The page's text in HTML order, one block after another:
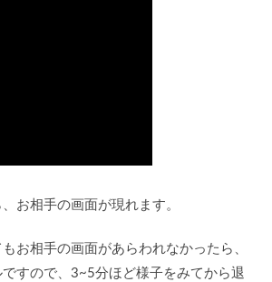
お相手の画面が現れます。
もお相手の画面があらわれなかったら、
すので、3~5分ほど様子をみてから退